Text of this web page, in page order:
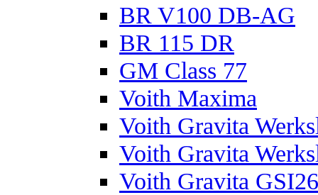
BR V100 DB-AG
BR 115 DR
GM Class 77
Voith Maxima
Voith Gravita
Voith Gravita
Voith Gravita